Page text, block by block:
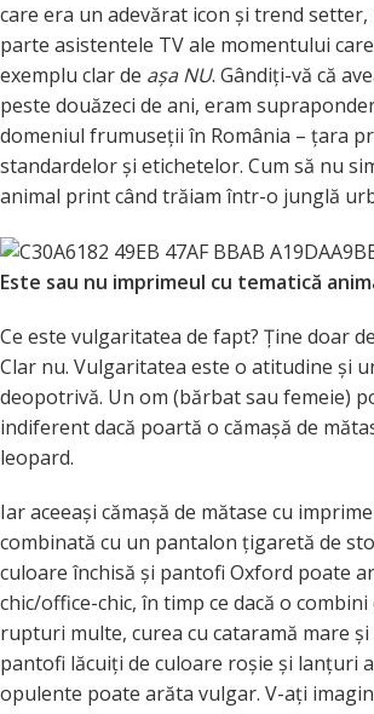
care era un adevărat icon și trend setter,
parte asistentele TV ale momentului
exemplu clar de așa NU. Gândiți-vă că
peste douăzeci de ani, eram
domeniul frumuseții în România – țara
standardelor și etichetelor. Cum să nu
animal print când trăiam într-o junglă
Este sau nu imprimeul cu tematică
Ce este vulgaritatea de fapt? Ține doar
Clar nu. Vulgaritatea este o atitudine și
deopotrivă. Un om (bărbat sau femeie)
indiferent dacă poartă o cămașă de
leopard.
Iar aceeași cămașă de mătase cu
combinată cu un pantalon țigaretă de
culoare închisă și pantofi Oxford poate
chic/office-chic, în timp ce dacă o combini
rupturi multe, curea cu cataramă mare
pantofi lăcuiți de culoare roșie și lanțuri
opulente poate arăta vulgar. V-ați